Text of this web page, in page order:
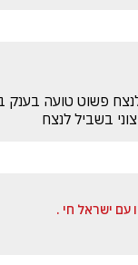
בשביל לנצח
עם ישראל חי .